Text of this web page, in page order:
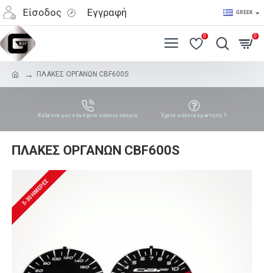
Είσοδος Εγγραφή GREEK
0 0
ΠΛΑΚΕΣ ΟΡΓΑΝΩΝ CBF600S
Καλέστε μας εάν έχετε κάποια απορία Έχετε κάποια ερώτηση ?
ΠΛΑΚΕΣ ΟΡΓΑΝΩΝ CBF600S
5-30 ΗΜΈΡΕΣ